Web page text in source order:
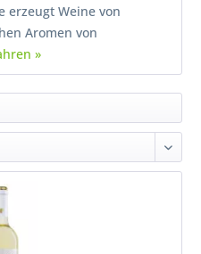
erzeugt Weine von
Aromen von
»